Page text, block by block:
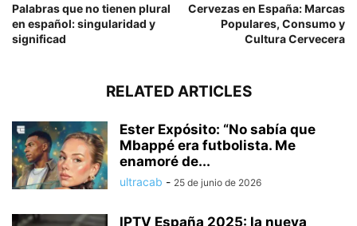
Palabras que no tienen plural
en español: singularidad y
significad
Cervezas en España: Marcas
Populares, Consumo y
Cultura Cervecera
RELATED ARTICLES
Ester Expósito: “No sabía que
Mbappé era futbolista. Me
enamoré de...
ultracab - 25 de junio de 2026
IPTV España 2025: la nueva